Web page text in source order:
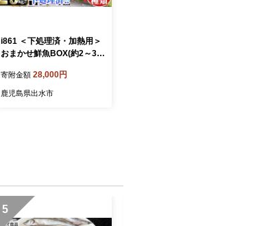
i861 ＜下処理済・加熱用＞
おまかせ鮮魚BOX(約2～3k
下処理済み 鹿児島県 出水近
海 煮付 料理 旬 何が届くか
寄附金額 28,000円
鹿児島県出水市
5